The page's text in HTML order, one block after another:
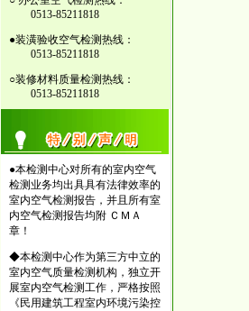
0513-85211818
●装潢验收空气检测热线：
0513-85211818
○装修材料质量检测热线：
0513-85211818
●本检测中心对所有的室内空气
检测业务均出具具有法律效率的
室内空气检测报告，并且所有室
内空气检测报告均附 ＣＭＡ
章！
◆本检测中心作为第三方中立的
室内空气质量检测机构，独立开
展室内空气检测工作，严格按照
《民用建筑工程室内环境污染控